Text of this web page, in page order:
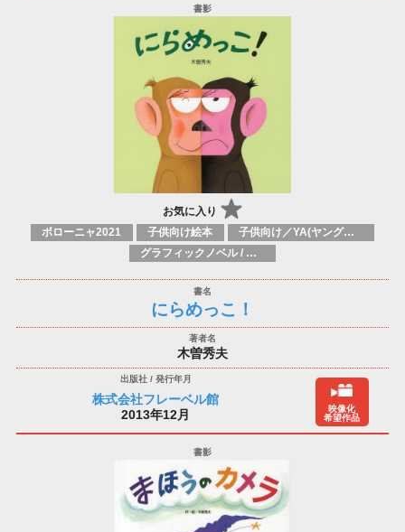
お気に入り
ボローニャ2021 子供向け絵本
子供向け／YA(ヤングアダルト)向け一般：芸術&芸術家
グラフィックノベル / コミックブック / 漫画：スタイル / 伝統
にらめっこ！
木曽秀夫
株式会社フレーベル館
2013年12月
映像化
希望作品